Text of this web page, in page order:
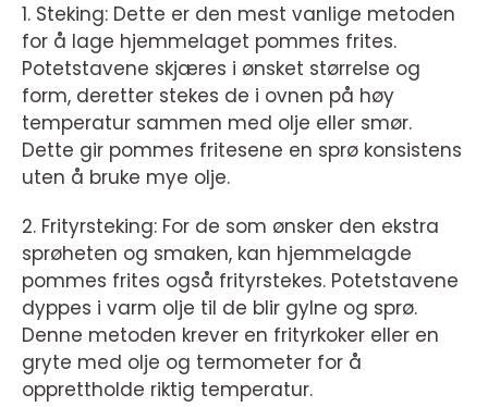
1. Steking: Dette er den mest vanlige metoden
for å lage hjemmelaget pommes frites.
Potetstavene skjæres i ønsket størrelse og
form, deretter stekes de i ovnen på høy
temperatur sammen med olje eller smør.
Dette gir pommes fritesene en sprø konsistens
uten å bruke mye olje.
2. Frityrsteking: For de som ønsker den ekstra
sprøheten og smaken, kan hjemmelagde
pommes frites også frityrstekes. Potetstavene
dyppes i varm olje til de blir gylne og sprø.
Denne metoden krever en frityrkoker eller en
gryte med olje og termometer for å
opprettholde riktig temperatur.